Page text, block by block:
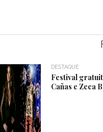
DESTAQUE
Festival
Cañas e Zeca